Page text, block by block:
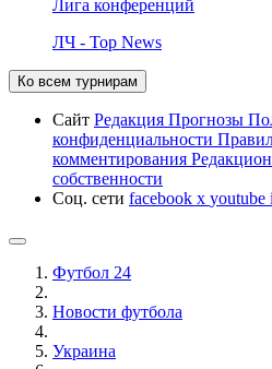
Лига конференций
ЛЧ - Top News
Ко всем турнирам
Сайт Редакция Прогнозы
конфиденциальности
комментирования
собственности
Соц. сети facebook x youtube
Футбол 24
Новости футбола
Украина